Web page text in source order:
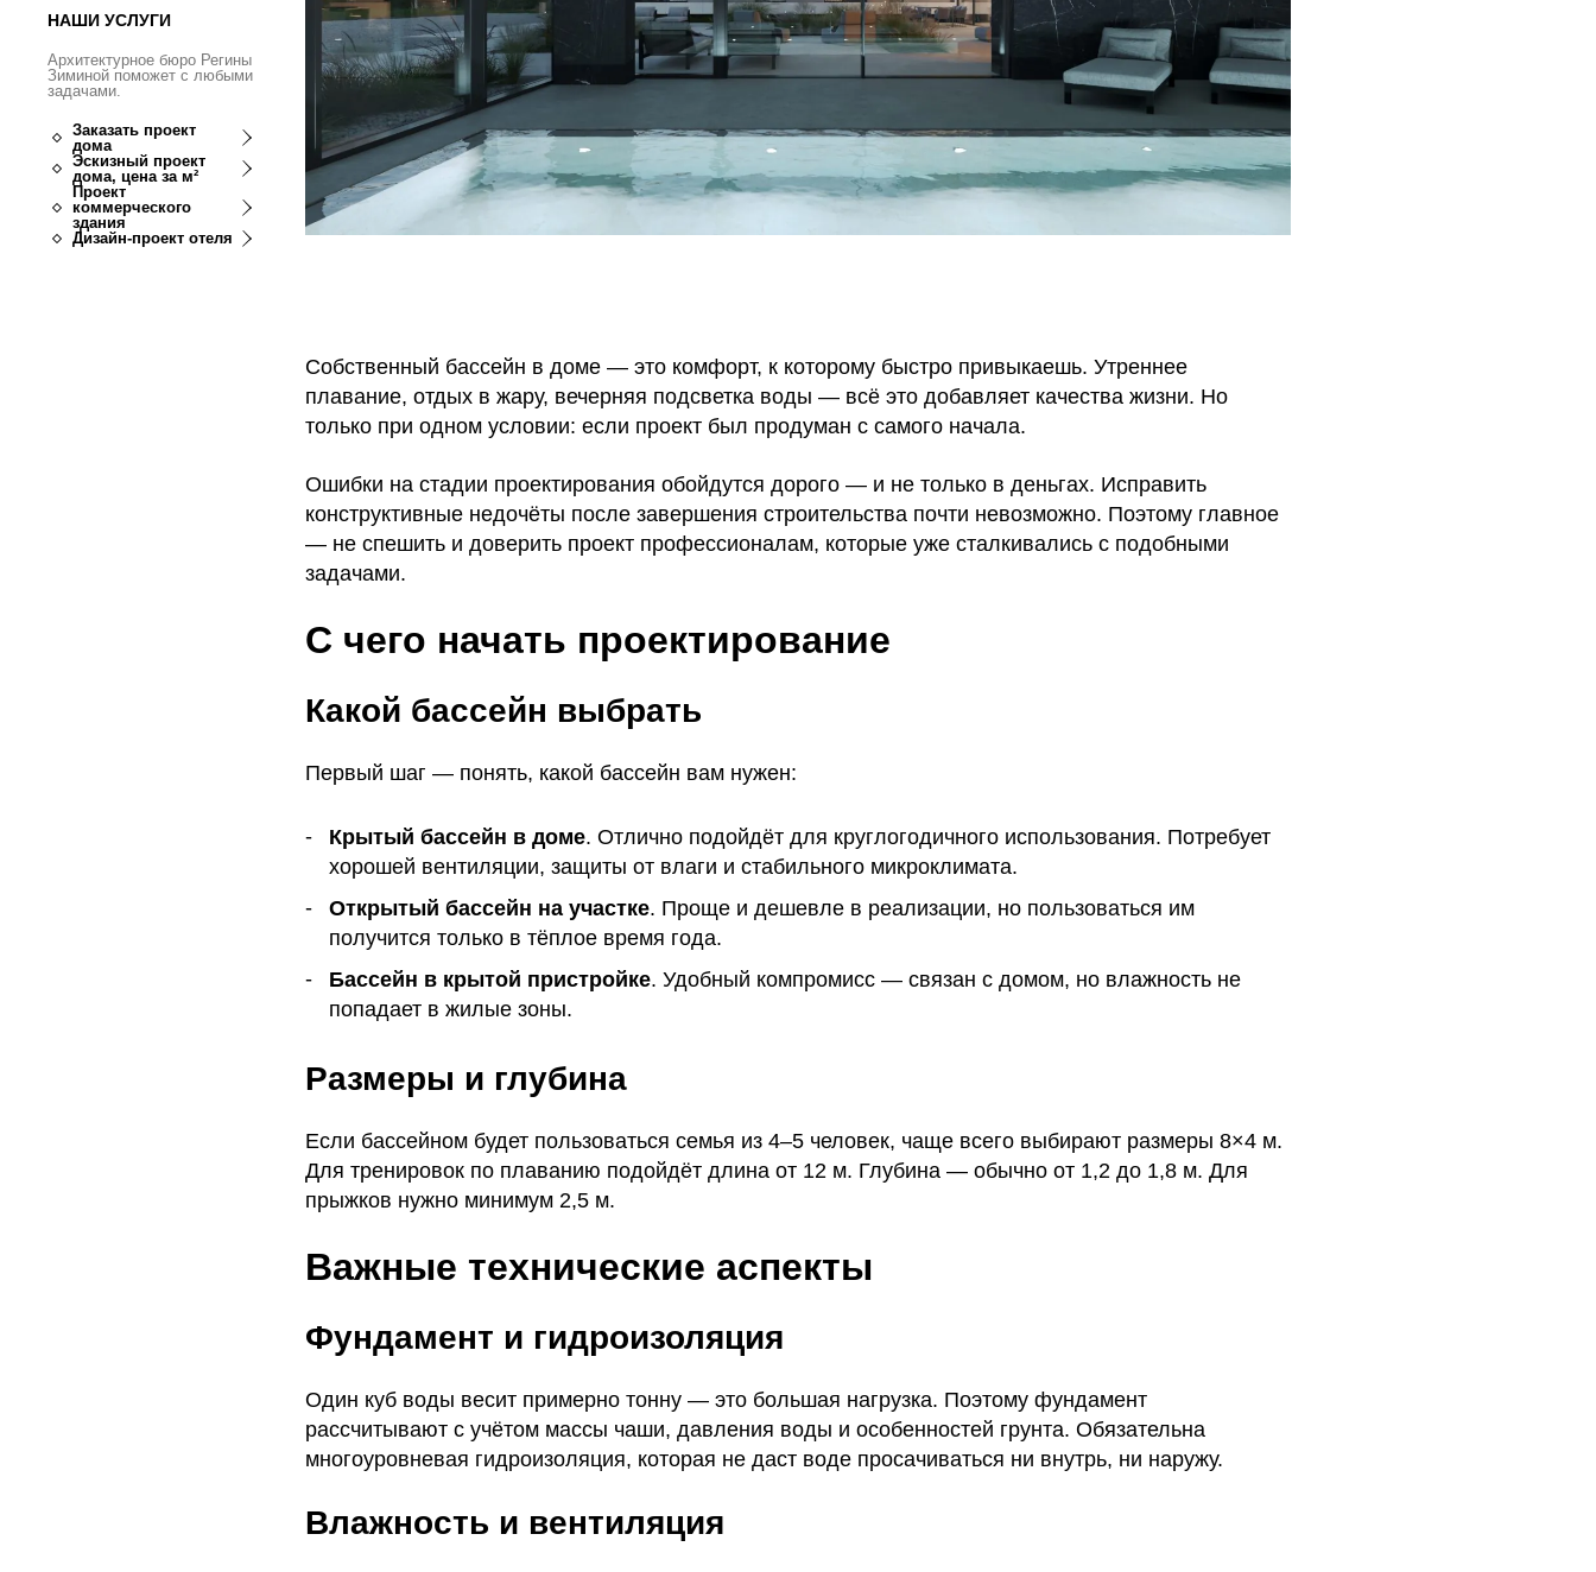
НАШИ УСЛУГИ
Архитектурное бюро Регины
Зиминой поможет с любыми
задачами.
Заказать проект
дома
Эскизный проект
дома, цена за м²
Проект
коммерческого
здания
Дизайн-проект отеля
Собственный бассейн в доме — это комфорт, к которому быстро привыкаешь. Утреннее
плавание, отдых в жару, вечерняя подсветка воды — всё это добавляет качества жизни. Но
только при одном условии: если проект был продуман с самого начала.
Ошибки на стадии проектирования обойдутся дорого — и не только в деньгах. Исправить
конструктивные недочёты после завершения строительства почти невозможно. Поэтому главное
— не спешить и доверить проект профессионалам, которые уже сталкивались с подобными
задачами.
С чего начать проектирование
Какой бассейн выбрать
Первый шаг — понять, какой бассейн вам нужен:
Крытый бассейн в доме. Отлично подойдёт для круглогодичного использования. Потребует
хорошей вентиляции, защиты от влаги и стабильного микроклимата.
Открытый бассейн на участке. Проще и дешевле в реализации, но пользоваться им
получится только в тёплое время года.
Бассейн в крытой пристройке. Удобный компромисс — связан с домом, но влажность не
попадает в жилые зоны.
Размеры и глубина
Если бассейном будет пользоваться семья из 4–5 человек, чаще всего выбирают размеры 8×4 м.
Для тренировок по плаванию подойдёт длина от 12 м. Глубина — обычно от 1,2 до 1,8 м. Для
прыжков нужно минимум 2,5 м.
Важные технические аспекты
Фундамент и гидроизоляция
Один куб воды весит примерно тонну — это большая нагрузка. Поэтому фундамент
рассчитывают с учётом массы чаши, давления воды и особенностей грунта. Обязательна
многоуровневая гидроизоляция, которая не даст воде просачиваться ни внутрь, ни наружу.
Влажность и вентиляция